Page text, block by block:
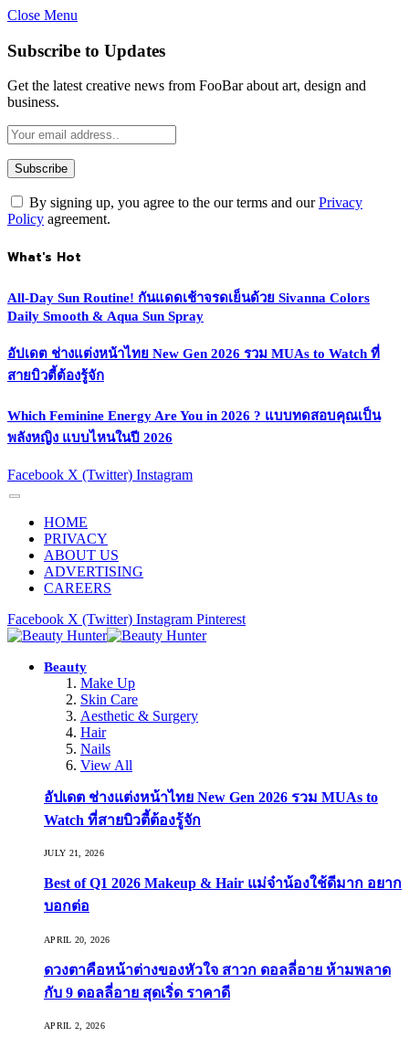
Close Menu
Subscribe to Updates
Get the latest creative news from FooBar about art, design and
business.
By signing up, you agree to the our terms and ourPrivacy
Policy agreement.
What's Hot
All-Day Sun Routine! กันแดดเช้าจรดเย็นด้วย Sivanna Colors
Daily Smooth & Aqua Sun Spray
อัปเดต ช่างแต่งหน้าไทย New Gen 2026 รวม MUAs to Watch ที่
สายบิวตี้ต้องรู้จัก
Which Feminine Energy Are You in 2026 ? แบบทดสอบคุณเป็น
พลังหญิง แบบไหนในปี 2026
Facebook X (Twitter) Instagram
HOME
PRIVACY
ABOUT US
ADVERTISING
CAREERS
Facebook X (Twitter) Instagram Pinterest
Beauty
Make Up
Skin Care
Aesthetic & Surgery
Hair
Nails
View All
อัปเดต ช่างแต่งหน้าไทย New Gen 2026 รวม MUAs to
Watch ที่สายบิวตี้ต้องรู้จัก
JULY 21, 2026
Best of Q1 2026 Makeup & Hair แม่จ๋าน้องใช้ดีมาก อยาก
บอกต่อ
APRIL 20, 2026
ดวงตาคือหน้าต่างของหัวใจ สาวก ดอลลี่อาย ห้ามพลาด
กับ 9 ดอลลี่อาย สุดเริ่ด ราคาดี
APRIL 2, 2026